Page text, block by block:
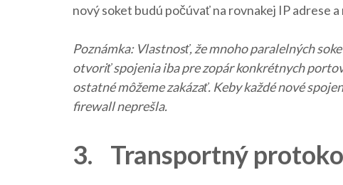
nový soket budú počúvať na rovnakej IP adrese
Poznámka: Vlastnosť, že mnoho paralelných
otvoriť spojenia iba pre zopár konkrétnych
ostatné môžeme zakázať. Keby každé nové
firewall neprešla.
3. Transportný